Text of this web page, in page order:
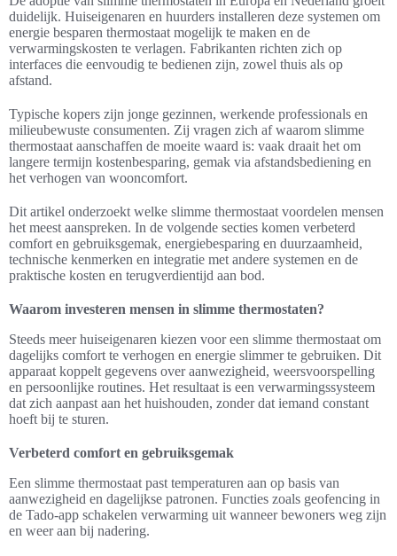
duidelijk. Huiseigenaren en huurders installeren deze systemen om
energie besparen thermostaat mogelijk te maken en de
verwarmingskosten te verlagen. Fabrikanten richten zich op
interfaces die eenvoudig te bedienen zijn, zowel thuis als op
afstand.
Typische kopers zijn jonge gezinnen, werkende professionals en
milieubewuste consumenten. Zij vragen zich af waarom slimme
thermostaat aanschaffen de moeite waard is: vaak draait het om
langere termijn kostenbesparing, gemak via afstandsbediening en
het verhogen van wooncomfort.
Dit artikel onderzoekt welke slimme thermostaat voordelen mensen
het meest aanspreken. In de volgende secties komen verbeterd
comfort en gebruiksgemak, energiebesparing en duurzaamheid,
technische kenmerken en integratie met andere systemen en de
praktische kosten en terugverdientijd aan bod.
Waarom investeren mensen in slimme thermostaten?
Steeds meer huiseigenaren kiezen voor een slimme thermostaat om
dagelijks comfort te verhogen en energie slimmer te gebruiken. Dit
apparaat koppelt gegevens over aanwezigheid, weersvoorspelling
en persoonlijke routines. Het resultaat is een verwarmingssysteem
dat zich aanpast aan het huishouden, zonder dat iemand constant
hoeft bij te sturen.
Verbeterd comfort en gebruiksgemak
Een slimme thermostaat past temperaturen aan op basis van
aanwezigheid en dagelijkse patronen. Functies zoals geofencing in
de Tado-app schakelen verwarming uit wanneer bewoners weg zijn
en weer aan bij nadering.